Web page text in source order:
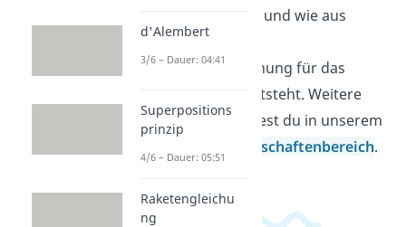
unabhängig sind und wie aus
ihnen eine klare
Bewegungsgleichung für das
ganze System entsteht. Weitere
Videos dazu findest du in unserem
Ingenieurwissenschaftenbereich.
d'Alembert
3/6 – Dauer: 04:41
Superpositions
prinzip
4/6 – Dauer: 05:51
Raketengleichu
ng